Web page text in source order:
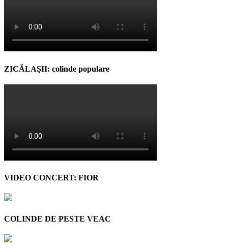
ZICĂLAŞII: colinde populare
VIDEO CONCERT: FIOR
COLINDE DE PESTE VEAC